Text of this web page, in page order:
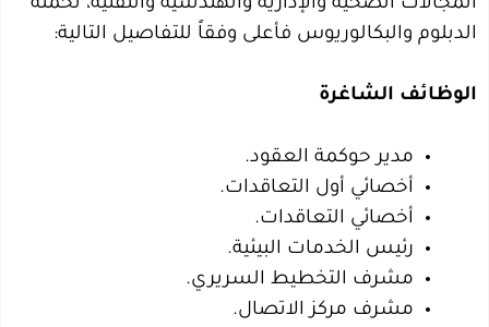
المجالات الصحية والإدارية والهندسية والتقنية، لحملة
الدبلوم والبكالوريوس فأعلى وفقاً للتفاصيل التالية:
الوظائف الشاغرة
مدير حوكمة العقود.
أخصائي أول التعاقدات.
أخصائي التعاقدات.
رئيس الخدمات البيئية.
مشرف التخطيط السريري.
مشرف مركز الاتصال.